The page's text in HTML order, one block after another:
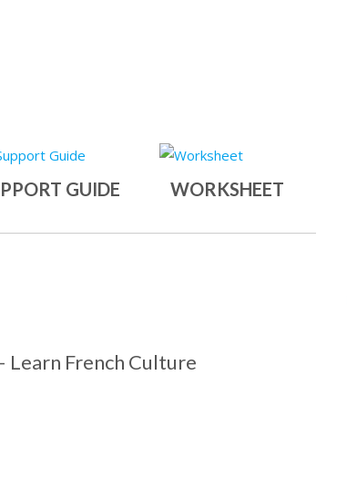
GUIDE WORKSHEET
Learn French Culture